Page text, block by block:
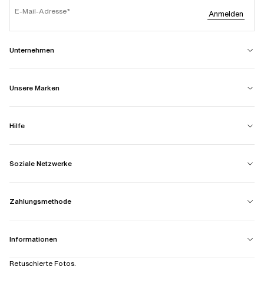
E-Mail-Adresse Anmelden
Unternehmen
Unsere Marken
Hilfe
Soziale Netzwerke
Zahlungsmethode
Informationen
Retuschierte Fotos.